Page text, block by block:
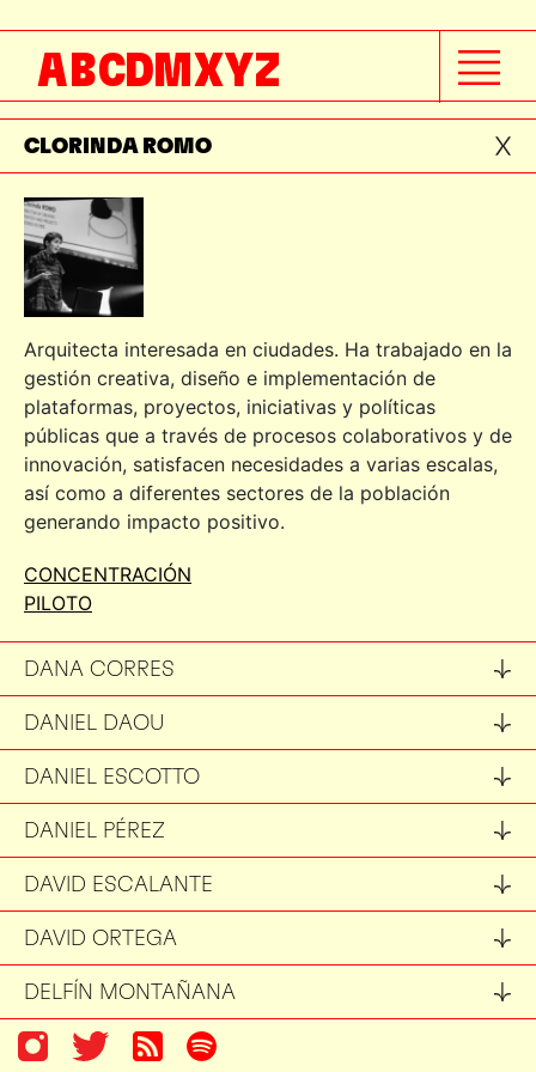
ABCDMXYZ
CÉLINE JACQUIN
CLAUDIO SARMIENTO
CLORINDA ROMO
Arquitecta interesada en ciudades. Ha trabajado en la
gestión creativa, diseño e implementación de
plataformas, proyectos, iniciativas y políticas
públicas que a través de procesos colaborativos y de
innovación, satisfacen necesidades a varias escalas,
así como a diferentes sectores de la población
generando impacto positivo.
CONCENTRACIÓN
PILOTO
DANA CORRES
DANIEL DAOU
DANIEL ESCOTTO
DANIEL PÉREZ
DAVID ESCALANTE
DAVID ORTEGA
DELFÍN MONTAÑANA
DIANA DIAVIS